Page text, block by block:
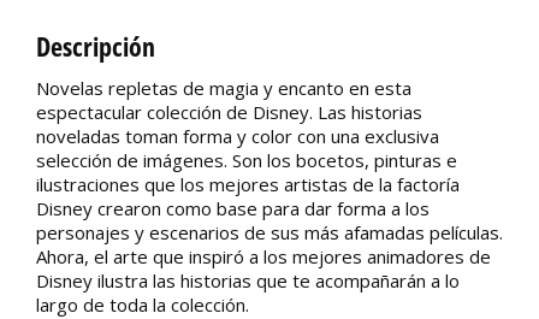
Descripción
Novelas repletas de magia y encanto en esta
espectacular colección de Disney. Las historias
noveladas toman forma y color con una exclusiva
selección de imágenes. Son los bocetos, pinturas e
ilustraciones que los mejores artistas de la factoría
Disney crearon como base para dar forma a los
personajes y escenarios de sus más afamadas películas.
Ahora, el arte que inspiró a los mejores animadores de
Disney ilustra las historias que te acompañarán a lo
largo de toda la colección.